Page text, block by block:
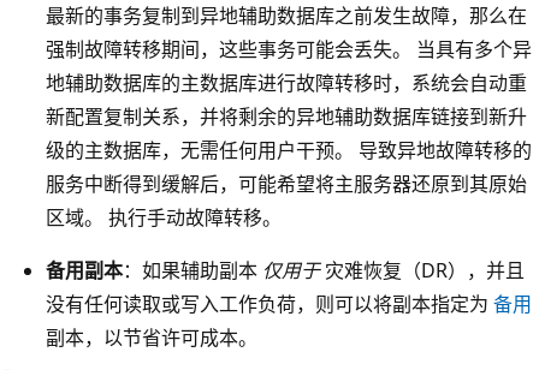
最新的事务复制到异地辅助数据库之前发生故障，那么在
强制故障转移期间，这些事务可能会丢失。 当具有多个异
地辅助数据库的主数据库进行故障转移时，系统会自动重
新配置复制关系，并将剩余的异地辅助数据库链接到新升
级的主数据库，无需任何用户干预。 导致异地故障转移的
服务中断得到缓解后，可能希望将主服务器还原到其原始
区域。 执行手动故障转移。
备用副本：如果辅助副本 仅用于灾难恢复（DR），并且
没有任何读取或写入工作负荷，则可以将副本指定为 备用
副本，以节省许可成本。